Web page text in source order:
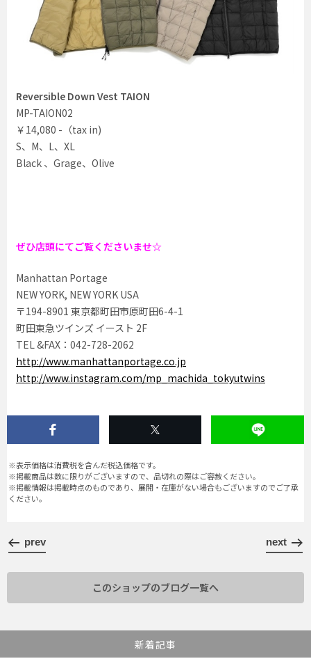
Reversible Down Vest TAION
MP-TAION02
￥14,080 -（tax in)
S、M、L、XL
Black 、Grage、Olive
ぜひ店頭にてご覧くださいませ☆
Manhattan Portage
NEW YORK, NEW YORK USA
〒194-8901 東京都町田市原町田6-4-1
町田東急ツインズ イースト 2F
TEL &FAX：042-728-2062
http://www.manhattanportage.co.jp
http://www.instagram.com/mp_machida_tokyutwins
※表示価格は消費税を含んだ税込価格です。
※掲載商品は数に限りがございますので、品切れの際はご容赦ください。
※掲載情報は掲載時点のものであり、展開・在庫がない場合もございますのでご了承
ください。
prev next
このショップのブログ一覧へ
新着記事